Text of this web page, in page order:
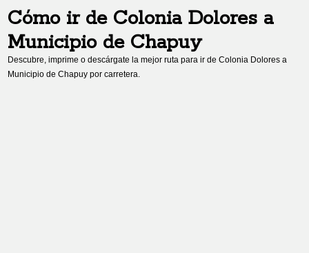
Cómo ir de Colonia Dolores a
Municipio de Chapuy
Descubre, imprime o descárgate la mejor ruta para ir deColonia Dolores a
Municipio de Chapuy por carretera.